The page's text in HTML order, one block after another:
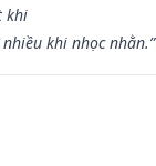
khi
khi nhọc nhằn.”